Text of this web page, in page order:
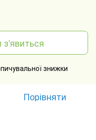
знижки
Порівняти